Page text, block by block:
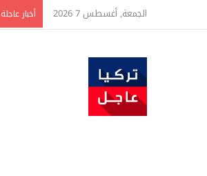
الجمعة, أغسطس 7 2026 أخبار عاجلة